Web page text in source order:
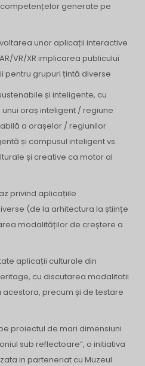
generate pe
unor aplicații interactive
VR/XR implicarea publicului
pentru grupuri țintă diverse
și inteligente, cu
oraș inteligent / regiune
a orașelor / regiunilor
și campusul inteligent vs.
și creative ca motor al
privind aplicațiile
(de la arhitectura la științe
modalităților de creștere a
aplicații culturale din
cu discutarea modalitatii
precum și de testare
proiectul de mari dimensiuni
sub reflectoare”, o initiativa
in parteneriat cu Muzeul